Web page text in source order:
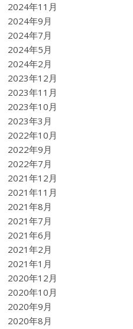
2024年11月
2024年9月
2024年7月
2024年5月
2024年2月
2023年12月
2023年11月
2023年10月
2023年3月
2022年10月
2022年9月
2022年7月
2021年12月
2021年11月
2021年8月
2021年7月
2021年6月
2021年2月
2021年1月
2020年12月
2020年10月
2020年9月
2020年8月